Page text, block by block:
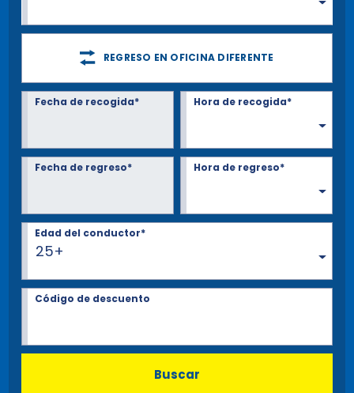
REGRESO EN OFICINA DIFERENTE
Fecha de recogida* Hora de recogida*
Fecha de regreso* Hora de regreso*
25+
Edad del conductor*
Código de descuento
Buscar